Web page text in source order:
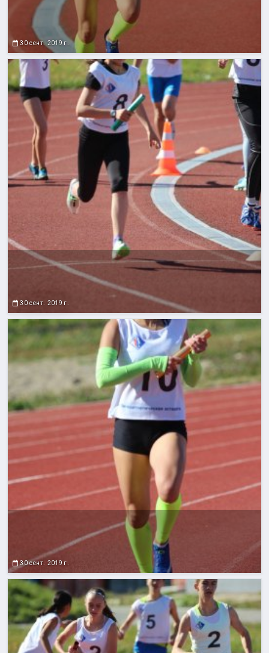
30 сент. 2019 г.
30 сент. 2019 г.
30 сент. 2019 г.